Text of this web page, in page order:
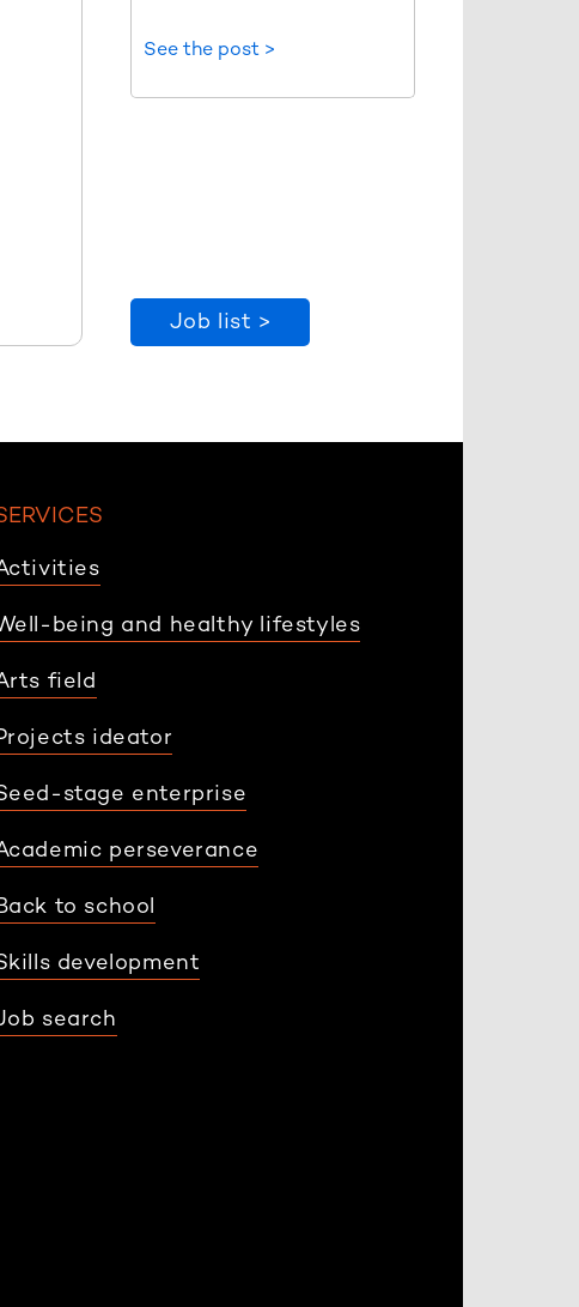
See the post >
Job list >
being and healthy lifestyles
field
ideator
stage enterprise
perseverance
to school
development
search